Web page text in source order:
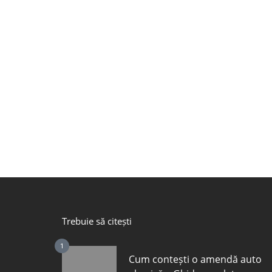
Trebuie să citești
1
Cum contești o amendă auto